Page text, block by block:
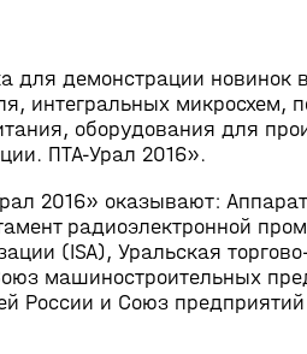
для демонстрации новинок
интегральных микросхем,
оборудования для
ПТА-Урал 2016».
2016» оказывают:
радиоэлектронной
(ISA), Уральская
машиностроительных
России и Союз